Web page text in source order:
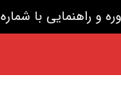
09204076001 تماس بگیرید.